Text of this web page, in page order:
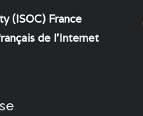
(ISOC) France
de l'Internet